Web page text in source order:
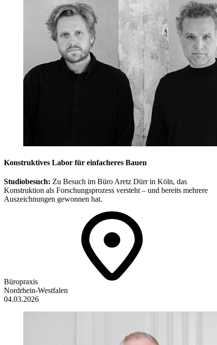
Konstruktives Labor für einfacheres Bauen
Studiobesuch: Zu Besuch im Büro Aretz Dürr in Köln, das
Konstruktion als Forschungsprozess versteht – und bereits mehrere
Auszeichnungen gewonnen hat.
Büropraxis
Nordrhein-Westfalen
04.03.2026